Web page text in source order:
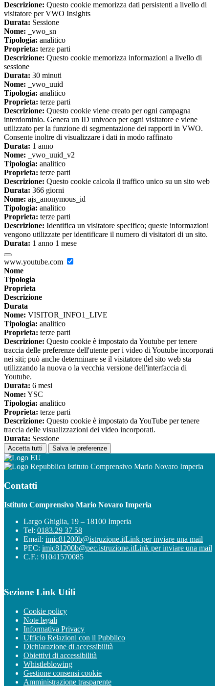
Descrizione: Questo cookie memorizza dati persistenti a livello di
visitatore per VWO Insights
Durata: Sessione
Nome: _vwo_sn
Tipologia: analitico
Proprieta: terze parti
Descrizione: Questo cookie memorizza informazioni a livello di
sessione
Durata: 30 minuti
Nome: _vwo_uuid
Tipologia: analitico
Proprieta: terze parti
Descrizione: Questo cookie viene creato per ogni campagna
interdominio. Genera un ID univoco per ogni visitatore e viene
utilizzato per la funzione di segmentazione dei rapporti in VWO.
Consente inoltre di visualizzare i dati in modo raffinato
Durata: 1 anno
Nome: _vwo_uuid_v2
Tipologia: analitico
Proprieta: terze parti
Descrizione: Questo cookie calcola il traffico unico su un sito web
Durata: 366 giorni
Nome: ajs_anonymous_id
Tipologia: analitico
Proprieta: terze parti
Descrizione: Identifica un visitatore specifico; queste informazioni
vengono utilizzate per identificare il numero di visitatori di un sito.
Durata: 1 anno 1 mese
www.youtube.com
Nome
Tipologia
Proprieta
Descrizione
Durata
Nome: VISITOR_INFO1_LIVE
Tipologia: analitico
Proprieta: terze parti
Descrizione: Questo cookie è impostato da Youtube per tenere
traccia delle preferenze dell'utente per i video di Youtube incorporati
nei siti; può anche determinare se il visitatore del sito web sta
utilizzando la nuova o la vecchia versione dell'interfaccia di
Youtube.
Durata: 6 mesi
Nome: YSC
Tipologia: analitico
Proprieta: terze parti
Descrizione: Questo cookie è impostato da YouTube per tenere
traccia delle visualizzazioni dei video incorporati.
Durata: Sessione
Accetta tutti Salva le preferenze
Istituto Comprensivo Mario Novaro Imperia
Contatti
Istituto Comprensivo Mario Novaro Imperia
Largo Ghiglia, 19 – 18100 Imperia
Tel: 0183.29 37 58
Email: imic81200b@istruzione.itLink per inviare una mail
PEC: imic81200b@pec.istruzione.itLink per inviare una mail
C.F.: 91041570085
Sezione Link Utili
Cookie policy
Note legali
Informativa Privacy
Ufficio Relazioni con il Pubblico
Dichiarazione di accessibilità
Obiettivi di accessibilità
Whistleblowing
Gestione consensi cookie
Amministrazione trasparente